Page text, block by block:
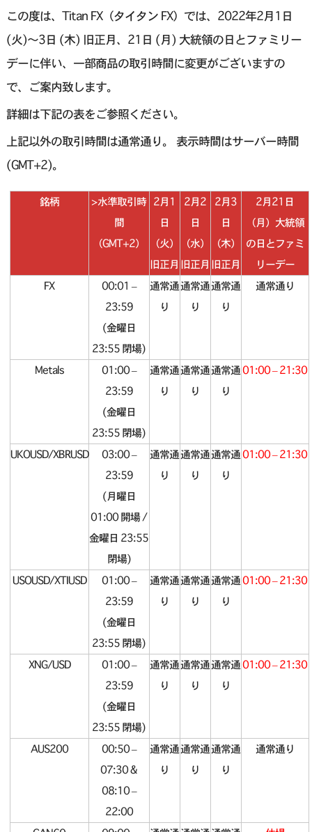
この度は、Titan FX（タイタン FX）では、2022年2月1日
(火)〜3日 (木) 旧正月、21日 (月) 大統領の日とファミリー
デーに伴い、一部商品の取引時間に変更がございますの
で、ご案内致します。
詳細は下記の表をご参照ください。
上記以外の取引時間は通常通り。 表示時間はサーバー時間
(GMT+2)。
銘柄
>水準取引時
間
（GMT+2）
2月1
日
（火）
旧正月
2月2
日
（水）
旧正月
2月3
日
（木）
旧正月
2月21日
（月）大統領
の日とファミ
リーデー
FX
00:01 –
23:59
(金曜日
23:55 閉場)
通常通
り
通常通
り
通常通
り
通常通り
Metals
01:00 –
23:59
(金曜日
23:55 閉場)
通常通
り
通常通
り
通常通
り
01:00 – 21:30
UKOUSD/XBRUSD
03:00 –
23:59
(月曜日
01:00 開場 /
金曜日 23:55
閉場)
通常通
り
通常通
り
通常通
り
01:00 – 21:30
USOUSD/XTIUSD
01:00 –
23:59
(金曜日
23:55 閉場)
通常通
り
通常通
り
通常通
り
01:00 – 21:30
XNG/USD
01:00 –
23:59
(金曜日
23:55 閉場)
通常通
り
通常通
り
通常通
り
01:00 – 21:30
AUS200
00:50 –
07:30 &
08:10 –
22:00
通常通
り
通常通
り
通常通
り
通常通り